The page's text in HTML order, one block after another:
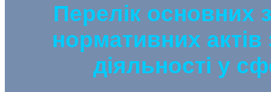
Перелік основних
нормативних
діяльності у